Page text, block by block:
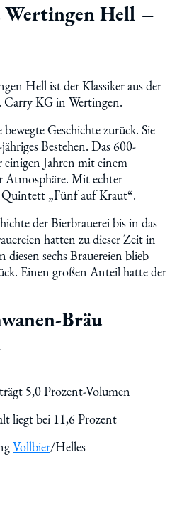
Wertingen Hell –
Hell ist der Klassiker aus der
Carry KG in Wertingen.
Geschichte zurück. Sie
Bestehen. Das 600-
einigen Jahren mit einem
Mit echter
Quintett „Fünf auf Kraut“.
der Bierbrauerei bis in das
hatten zu dieser Zeit in
sechs Brauereien blieb
Einen großen Anteil hatte der
Bräu
5,0 Prozent-Volumen
liegt bei 11,6 Prozent
Vollbier/Helles